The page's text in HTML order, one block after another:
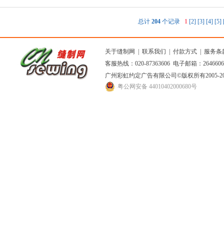
总计 204 个记录 1 [2] [3] [4] [5]
关于缝制网 联系我们 付款方式
服务条
客服热线：020-87363606 电子邮箱：
广州彩虹约定广告有限公司 ©版权所有2005-
粤公网安备 44010402000680号